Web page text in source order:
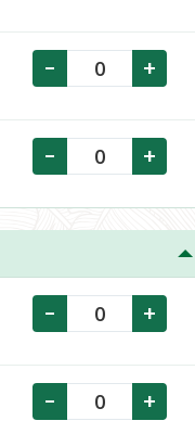
- +
- +
- +
- +